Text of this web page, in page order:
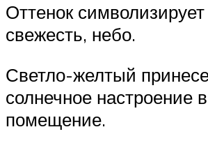
Оттенок символизирует
свежесть, небо.
Светло-желтый
солнечное настроение
помещение.